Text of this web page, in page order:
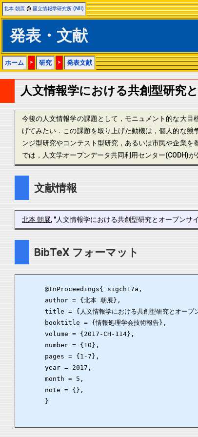
北本 朝展 @ 国立情報学研究所 (NII)
発表・文献
ホーム > 研究 > 発表文献
人文情報学における共創型研究
今後の人文情報学の課題として，モニュメント的な大
げてみたい．この課題を取り上げた動機は，個人的な
ンジ型研究やコンテスト型研究，あるいは市民や企業
では，人文学オープンデータ共同利用センター(CODH)
文献情報
北本 朝展, "人文情報学における共創型研究とオープンサ
BibTeX フォーマット
      @InProceedings{ sigch17a,
      author = {北本 朝展},
title = {人文情報学における共創型研究とオープ
      booktitle = {情報処理学会技術報告},
      volume = {2017-CH-114},
      number = {10},
      pages = {1-7},
      year = 2017,
      month = 5,
      note = {},
      }